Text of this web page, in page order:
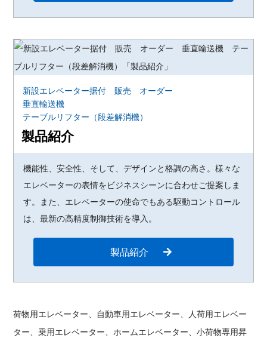
新設エレベーター据付 販売 オーダー
垂直輸送機
テーブルリフター（段差解消機）
製品紹介
機能性、安全性、そして、デザインと格調の高さ。様々な
エレベーターの表情をビジネスシーンに合わせご提案しま
す。また、エレベーターの使命でもある駆動コントロール
は、最新の高精度制御技術を導入。
製品紹介
荷物用エレベーター、自動車用エレベーター、人荷用エレベー
ター、乗用エレベーター、ホームエレベーター、小荷物専用昇